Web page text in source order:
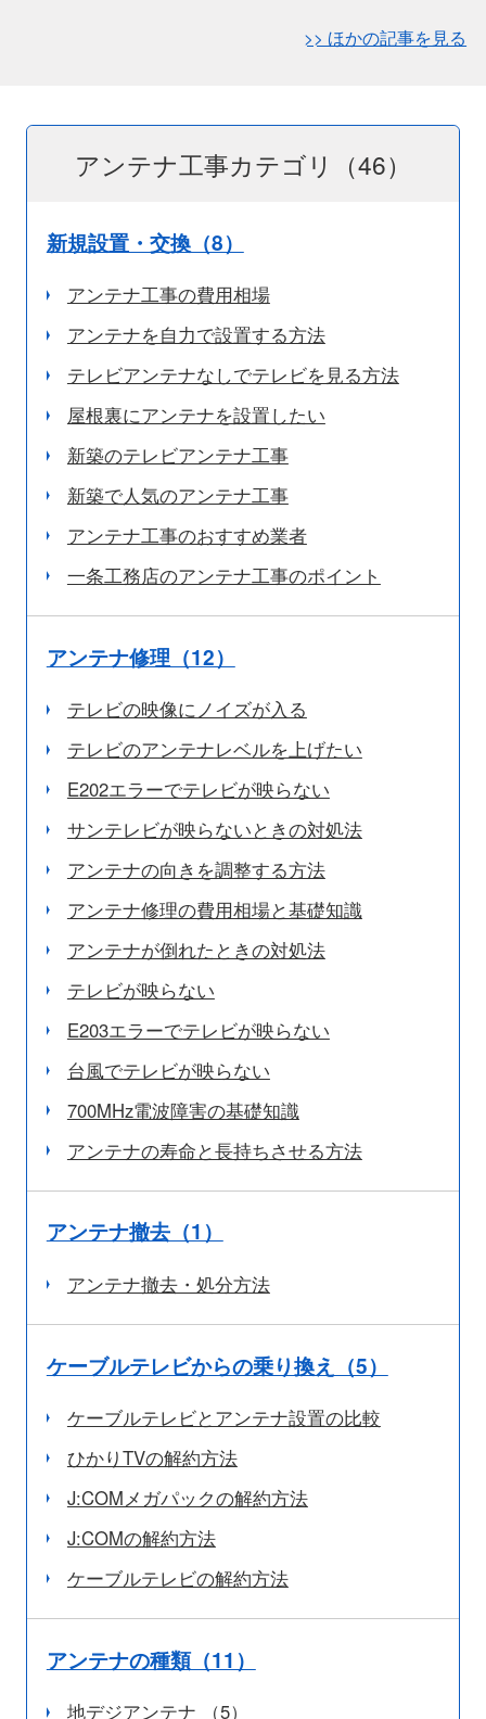
>> ほかの記事を見る
アンテナ工事カテゴリ（46）
新規設置・交換（8）
アンテナ工事の費用相場
アンテナを自力で設置する方法
テレビアンテナなしでテレビを見る方法
屋根裏にアンテナを設置したい
新築のテレビアンテナ工事
新築で人気のアンテナ工事
アンテナ工事のおすすめ業者
一条工務店のアンテナ工事のポイント
アンテナ修理（12）
テレビの映像にノイズが入る
テレビのアンテナレベルを上げたい
E202エラーでテレビが映らない
サンテレビが映らないときの対処法
アンテナの向きを調整する方法
アンテナ修理の費用相場と基礎知識
アンテナが倒れたときの対処法
テレビが映らない
E203エラーでテレビが映らない
台風でテレビが映らない
700MHz電波障害の基礎知識
アンテナの寿命と長持ちさせる方法
アンテナ撤去（1）
アンテナ撤去・処分方法
ケーブルテレビからの乗り換え（5）
ケーブルテレビとアンテナ設置の比較
ひかりTVの解約方法
J:COMメガパックの解約方法
J:COMの解約方法
ケーブルテレビの解約方法
アンテナの種類（11）
地デジアンテナ （5）